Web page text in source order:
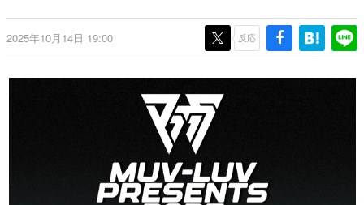
これからのデジタルゲーム市場を担う若きクリエイター達
の姿を追い、彼らのルーツと情熱を探っていきます。
ゲーム世代の作家たち
ゲームに多大な影響を受けた作家さんに取材し、ゲームが
日本のコンテンツ産業やカルチャーに与えた影響を探る企
日本モバイルゲーム産業史
日本のモバイルゲーム史における主要なトピック・タイト
ルを網羅するほか、開発者へのインタビューや識者による
解説を掲載。約20年の歴史が一望できる決定版！
2025年10月14日 19:00 反応